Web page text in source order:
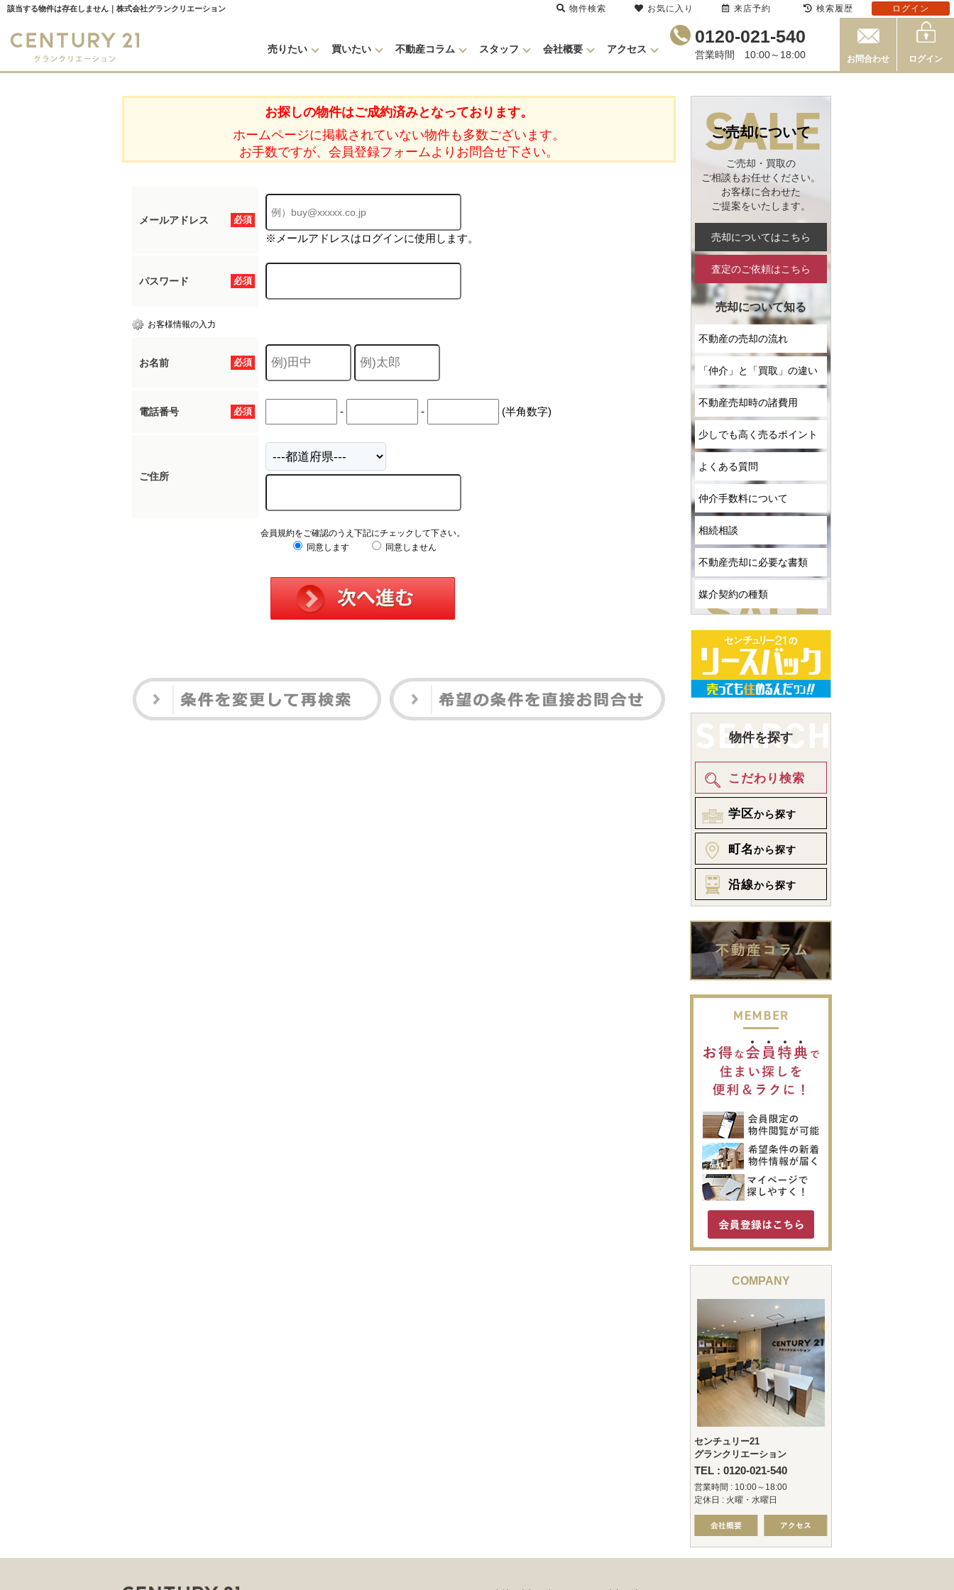
該当する物件は存在しません｜株式会社グランクリエーション
売りたい 買いたい 不動産コラム スタッフ 会社概要 アクセス
0120-021-540
営業時間 10:00～18:00 お問合わせ ログイン
お探しの物件はご成約済みとなっております。
ホームページに掲載されていない物件も多数ございます。
お手数ですが、会員登録フォームよりお問合せ下さい。
必須
メールアドレス
※メールアドレスはログインに使用します。
必須
パスワード
お客様情報の入力
必須
お名前
必須
電話番号 - - (半角数字)
ご住所
会員規約をご確認のうえ下記にチェックして下さい。
同意します
同意しません
ご売却について
ご売却・買取の
ご相談もお任せください。
お客様に合わせた
ご提案をいたします。
売却についてはこちら
査定のご依頼はこちら
売却について知る
不動産の売却の流れ
「仲介」と「買取」の違い
不動産売却時の諸費用
少しでも高く売るポイント
よくある質問
仲介手数料について
相続相談
不動産売却に必要な書類
媒介契約の種類
物件を探す
こだわり検索
学区から探す
町名から探す
沿線から探す
COMPANY
センチュリー21
グランクリエーション
TEL : 0120-021-540
営業時間 : 10:00～18:00
定休日 : 火曜・水曜日
物件検索 お気に入り 来店予約 検索履歴 ログイン